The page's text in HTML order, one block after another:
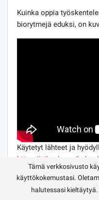
Kuinka oppia
biorytmejä eduksi, on
Käytetyt lähteet ja
https://pikacho.ru/kak-
https://www.kadrof.ru/
https://selftrue.ru/kak-
https://vsepromozg.ru/
Tämä verkkosivusto
käyttökokemustasi.
halutessasi kieltäytyä.